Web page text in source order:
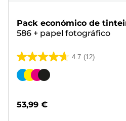
Pack económico de
586 + papel fotográfico
4.7 (12)
4.7
em
12
Cartucho
cor
53,99 €